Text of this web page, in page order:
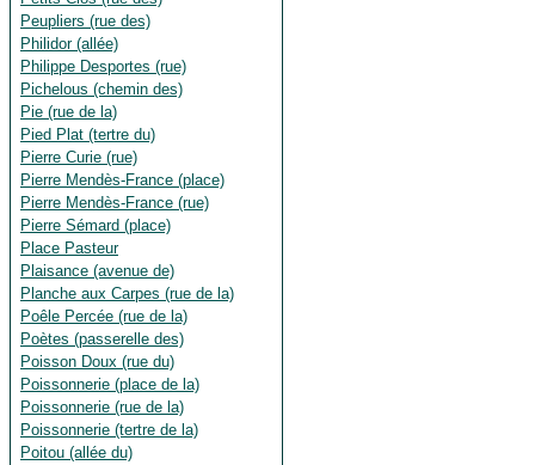
Peupliers (rue des)
Philidor (allée)
Philippe Desportes (rue)
Pichelous (chemin des)
Pie (rue de la)
Pied Plat (tertre du)
Pierre Curie (rue)
Pierre Mendès-France (place)
Pierre Mendès-France (rue)
Pierre Sémard (place)
Place Pasteur
Plaisance (avenue de)
Planche aux Carpes (rue de la)
Poêle Percée (rue de la)
Poètes (passerelle des)
Poisson Doux (rue du)
Poissonnerie (place de la)
Poissonnerie (rue de la)
Poissonnerie (tertre de la)
Poitou (allée du)